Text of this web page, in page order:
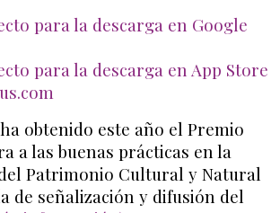
para la descarga en Google
para la descarga en App Store
obtenido este año el Premio
a las buenas prácticas en la
Patrimonio Cultural y Natural
de señalización y difusión del